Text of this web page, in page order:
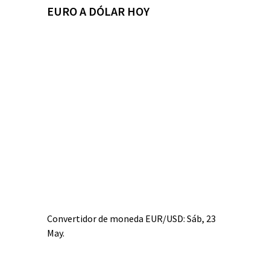
EURO A DÓLAR HOY
Convertidor de moneda EUR/USD: Sáb, 23
May.